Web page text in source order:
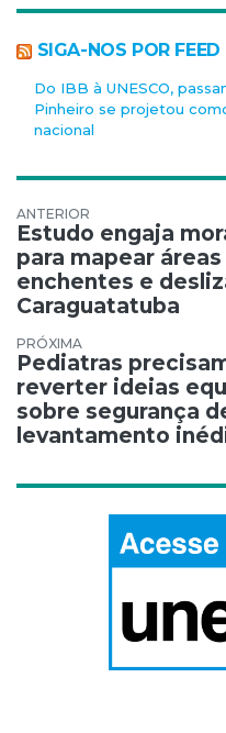
SIGA-NOS POR FEED
Do IBB à UNESCO,
Pinheiro se projetou
nacional
Navegação
Estudo engaja
para mapear
enchentes e
Caraguatatuba
Pediatras
reverter ideias
sobre segurança
levantamento